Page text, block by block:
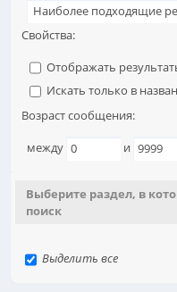
Свойства:
Отображать
Искать только в
Возраст сообщения:
между
и
Выберите раздел, в
поиск
Выделить все